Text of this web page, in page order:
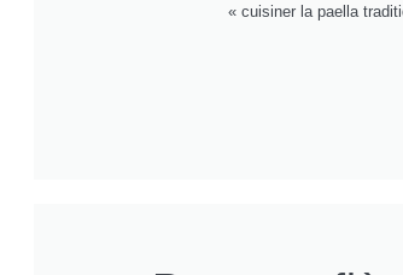
« cuisiner la paella